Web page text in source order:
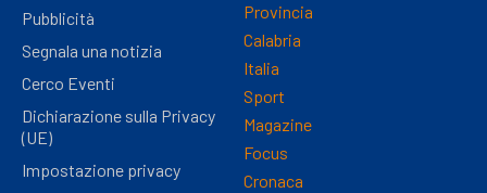
Pubblicità
Segnala una notizia
Cerco Eventi
Dichiarazione sulla Privacy
(UE)
Impostazione privacy
Provincia
Calabria
Italia
Sport
Magazine
Focus
Cronaca